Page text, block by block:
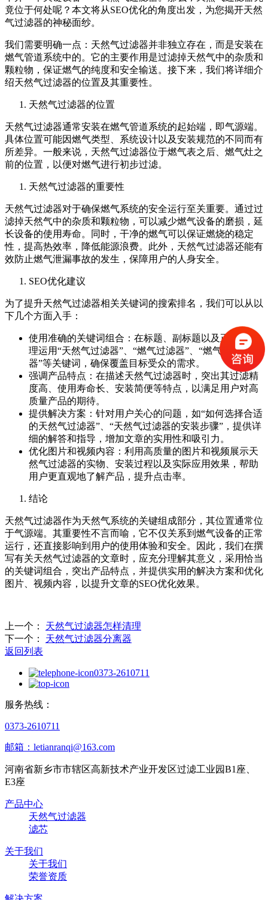
竟位于何处呢？本文将从SEO优化的角度出发，为您揭开天然
气过滤器的神秘面纱。
我们需要明确一点：天然气过滤器并非独立存在，而是安装在
燃气管道系统中的。它的主要作用是过滤掉天然气中的杂质和
颗粒物，保证燃气的纯度和安全输送。接下来，我们将详细介
绍天然气过滤器的位置及其重要性。
天然气过滤器的位置
天然气过滤器通常安装在燃气管道系统的起始端，即气源端。
具体位置可能因燃气类型、系统设计以及安装规范的不同而有
所差异。一般来说，天然气过滤器位于燃气表之后、燃气灶之
前的位置，以便对燃气进行初步过滤。
天然气过滤器的重要性
天然气过滤器对于确保燃气系统的安全运行至关重要。通过过
滤掉天然气中的杂质和颗粒物，可以减少燃气设备的磨损，延
长设备的使用寿命。同时，干净的燃气可以保证燃烧的稳定
性，提高热效率，降低能源浪费。此外，天然气过滤器还能有
效防止燃气泄漏事故的发生，保障用户的人身安全。
SEO优化建议
为了提升天然气过滤器相关关键词的搜索排名，我们可以从以
下几个方面入手：
使用准确的关键词组合：在标题、副标题以及正文中合
理运用“天然气过滤器”、“燃气过滤器”、“燃气净化
器”等关键词，确保覆盖目标受众的需求。
强调产品特点：在描述天然气过滤器时，突出其过滤精
度高、使用寿命长、安装简便等特点，以满足用户对高
质量产品的期待。
提供解决方案：针对用户关心的问题，如“如何选择合适
的天然气过滤器”、“天然气过滤器的安装步骤”，提供详
细的解答和指导，增加文章的实用性和吸引力。
优化图片和视频内容：利用高质量的图片和视频展示天
然气过滤器的实物、安装过程以及实际应用效果，帮助
用户更直观地了解产品，提升点击率。
结论
天然气过滤器作为天然气系统的关键组成部分，其位置通常位
于气源端。其重要性不言而喻，它不仅关系到燃气设备的正常
运行，还直接影响到用户的使用体验和安全。因此，我们在撰
写有关天然气过滤器的文章时，应充分理解其意义，采用恰当
的关键词组合，突出产品特点，并提供实用的解决方案和优化
图片、视频内容，以提升文章的SEO优化效果。
上一个：
天然气过滤器怎样清理
下一个：
天然气过滤器分离器
返回列表
0373-2610711
服务热线：
0373-2610711
邮箱：letianranqi@163.com
河南省新乡市市辖区高新技术产业开发区过滤工业园B1座、
E3座
产品中心
天然气过滤器
滤芯
关于我们
关于我们
荣誉资质